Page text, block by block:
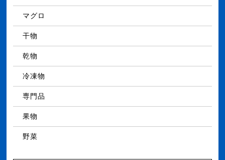
マグロ
干物
乾物
冷凍物
専門品
果物
野菜